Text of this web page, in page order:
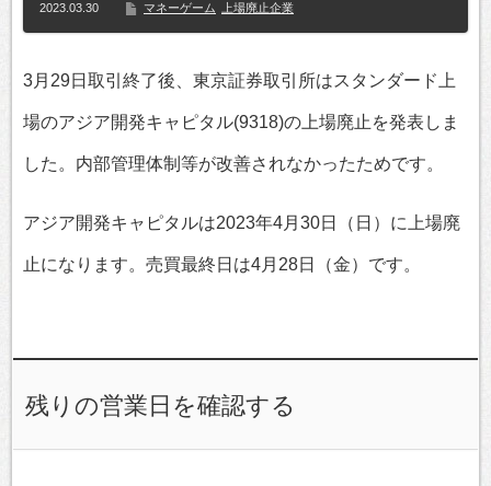
2023.03.30 マネーゲーム 上場廃止企業
3月29日取引終了後、東京証券取引所はスタンダード上
場のアジア開発キャピタル(9318)の上場廃止を発表しま
した。内部管理体制等が改善されなかったためです。
アジア開発キャピタルは2023年4月30日（日）に上場廃
止になります。売買最終日は4月28日（金）です。
残りの営業日を確認する